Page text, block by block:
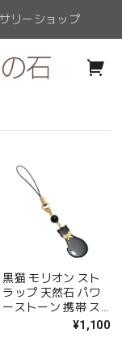
リーショップ
黒猫 モリオン スト
ラップ 天然石 パワ
ーストーン 携帯 ス
トラップ クロネコ
¥1,100